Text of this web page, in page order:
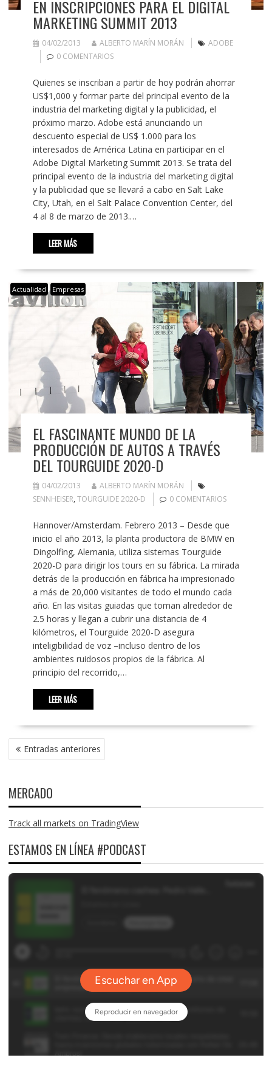
EN INSCRIPCIONES PARA EL DIGITAL
MARKETING SUMMIT 2013
04/02/2013 ALBERTO MARÍN MORÁN
ADOBE
0 COMENTARIOS
Quienes se inscriban a partir de hoy podrán ahorrar
US$1,000 y formar parte del principal evento de la
industria del marketing digital y la publicidad, el
próximo marzo. Adobe está anunciando un
descuento especial de US$ 1.000 para los
interesados de América Latina en participar en el
Adobe Digital Marketing Summit 2013. Se trata del
principal evento de la industria del marketing digital
y la publicidad que se llevará a cabo en Salt Lake
City, Utah, en el Salt Palace Convention Center, del
4 al 8 de marzo de 2013.…
LEER MÁS
Actualidad Empresas
EL FASCINANTE MUNDO DE LA
PRODUCCIÓN DE AUTOS A TRAVÉS
DEL TOURGUIDE 2020-D
04/02/2013
ALBERTO MARÍN MORÁN
SENNHEISER, TOURGUIDE 2020-D 0 COMENTARIOS
Hannover/Amsterdam. Febrero 2013 – Desde que
inicio el año 2013, la planta productora de BMW en
Dingolfing, Alemania, utiliza sistemas Tourguide
2020-D para dirigir los tours en su fábrica. La mirada
detrás de la producción en fábrica ha impresionado
a más de 20,000 visitantes de todo el mundo cada
año. En las visitas guiadas que toman alrededor de
2.5 horas y llegan a cubrir una distancia de 4
kilómetros, el Tourguide 2020-D asegura
inteligibilidad de voz –incluso dentro de los
ambientes ruidosos propios de la fábrica. Al
principio del recorrido,…
LEER MÁS
NAVEGACIÓN
DE Entradas anteriores
MERCADO
Track all markets on TradingView
ESTAMOS EN LÍNEA #PODCAST